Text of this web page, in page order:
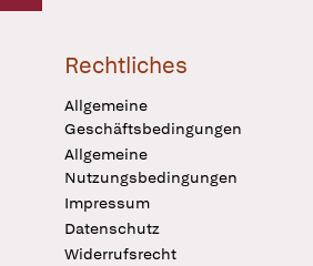
Rechtliches
Allgemeine
Geschäftsbedingungen
Allgemeine
Nutzungsbedingungen
Impressum
Datenschutz
Widerrufsrecht